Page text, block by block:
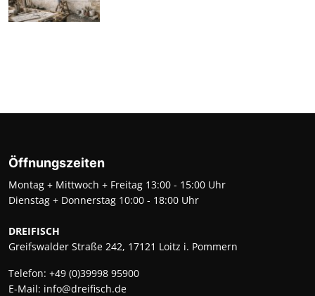
Öffnungszeiten
Montag + Mittwoch + Freitag 13:00 - 15:00 Uhr
Dienstag + Donnerstag 10:00 - 18:00 Uhr
DREIFISCH
Greifswalder Straße 242, 17121 Loitz i. Pommern
Telefon: +49 (0)39998 95900
E-Mail: info@dreifisch.de